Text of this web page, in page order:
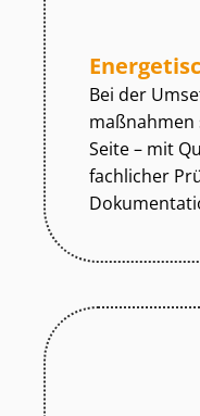
Bei der
Seite – mit
fachlicher